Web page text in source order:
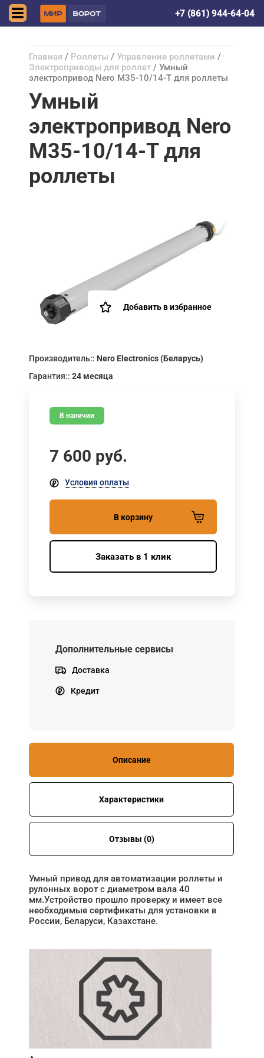
+7 (861) 944-64-04
Главная / Роллеты / Управление роллетами /
Электроприводы для роллет / Умный
электропривод Nero М35-10/14-Т для роллеты
Умный
электропривод Nero
М35-10/14-Т для
роллеты
Добавить в избранное
Производитель:: Nero Electronics (Беларусь)
Гарантия:: 24 месяца
В наличии
7 600 руб.
Условия оплаты
В корзину
Заказать в 1 клик
Дополнительные сервисы
Доставка
Кредит
Описание
Характеристики
Отзывы (0)
Умный привод для автоматизации роллеты и
рулонных ворот с диаметром вала 40
мм.Устройство прошло проверку и имеет все
необходимые сертификаты для установки в
России, Беларуси, Казахстане.